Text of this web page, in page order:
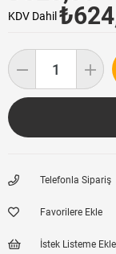
KDV Dahil
Telefonla Sipariş
Favorilere Ekle
İstek Listeme Ekle